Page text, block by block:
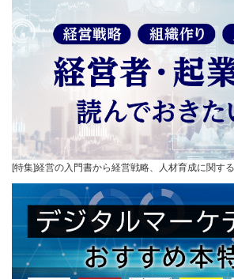
[特集]経営の入門書から経営戦略、人材育成に関す